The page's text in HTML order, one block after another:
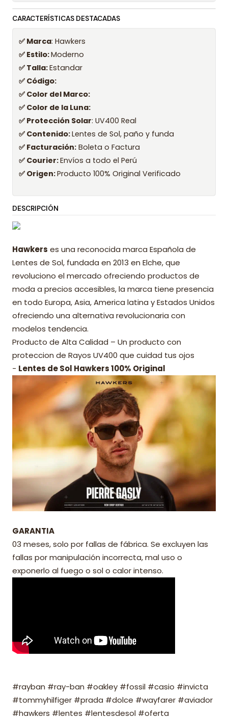
CARACTERÍSTICAS DESTACADAS
✅ Marca: Hawkers
✅ Estilo:Moderno
✅ Talla:Estandar
✅ Código:
✅ Color del Marco:
✅ Color de la Luna:
✅ Protección Solar: UV400 Real
✅ Contenido:Lentes de Sol, paño y funda
✅ Facturación: Boleta o Factura
✅ Courier:Envíos a todo el Perú
✅ Origen:Producto 100% Original Verificado
DESCRIPCIÓN
Hawkers es una reconocida marca Española de
Lentes de Sol, fundada en 2013 en Elche, que
revoluciono el mercado ofreciendo productos de
moda a precios accesibles, la marca tiene presencia
en todo Europa, Asia, America latina y Estados Unidos
ofreciendo una alternativa revolucionaria con
modelos tendencia.
Producto de Alta Calidad – Un producto con
proteccion de Rayos UV400 que cuidad tus ojos
- Lentes de Sol Hawkers 100% Original
GARANTIA
03 meses, solo por fallas de fábrica. Se excluyen las
fallas por manipulación incorrecta, mal uso o
exponerlo al fuego o sol o calor intenso.
#rayban #ray-ban #oakley #fossil #casio #invicta
#tommyhilfiger #prada #dolce #wayfarer #aviador
#hawkers #lentes #lentesdesol #oferta